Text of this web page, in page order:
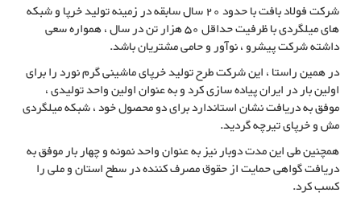
شرکت فولاد بافت با حدود 20 سال سابقه در زمینه تولید خرپا و شبکه
های میلگردی با ظرفیت حداقل 50 هزار تن در سال ، همواره سعی
داشته شرکت پیشرو ، نوآور و حامی مشتریان باشد.
در همین راستا ، این شرکت طرح تولید خرپای ماشینی گرم نورد را برای
اولین بار در ایران پیاده سازی کرد و به عنوان اولین واحد تولیدی ،
موفق به دریافت نشان استاندارد برای دو محصول خود ، شبکه میلگردی
مش و خرپای تیرچه گردید.
همچنین طی این مدت دوبار نیز به عنوان واحد نمونه و چهار بار موفق به
دریافت گواهی حمایت از حقوق مصرف کننده در سطح استان و ملی را
کسب کرد.